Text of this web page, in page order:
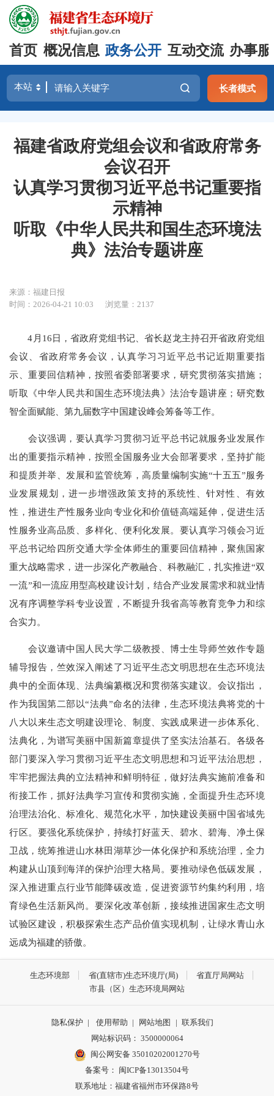
首页 概况信息 政务公开 互动交流 办事
长者模式
福建省政府党组会议和省政府常务
会议召开
认真学习贯彻习近平总书记重要指
示精神
听取《中华人民共和国生态环境法
典》法治专题讲座
来源：福建日报
时间：2026-04-21 10:03
浏览量：2137
4月16日，省政府党组书记、省长赵龙主持召开省政府党组
会议、省政府常务会议，认真学习习近平总书记近期重要指
示、重要回信精神，按照省委部署要求，研究贯彻落实措施；
听取《中华人民共和国生态环境法典》法治专题讲座；研究数
智全面赋能、第九届数字中国建设峰会筹备等工作。
会议强调，要认真学习贯彻习近平总书记就服务业发展作
出的重要指示精神，按照全国服务业大会部署要求，坚持扩能
和提质并举、发展和监管统筹，高质量编制实施“十五五”服务
业发展规划，进一步增强政策支持的系统性、针对性、有效
性，推进生产性服务业向专业化和价值链高端延伸，促进生活
性服务业高品质、多样化、便利化发展。要认真学习领会习近
平总书记给四所交通大学全体师生的重要回信精神，聚焦国家
重大战略需求，进一步深化产教融合、科教融汇，扎实推进“双
一流”和一流应用型高校建设计划，结合产业发展需求和就业情
况有序调整学科专业设置，不断提升我省高等教育竞争力和综
合实力。
会议邀请中国人民大学二级教授、博士生导师竺效作专题
辅导报告，竺效深入阐述了习近平生态文明思想在生态环境法
典中的全面体现、法典编纂概况和贯彻落实建议。会议指出，
作为我国第二部以“法典”命名的法律，生态环境法典将党的十
八大以来生态文明建设理论、制度、实践成果进一步体系化、
法典化，为谱写美丽中国新篇章提供了坚实法治基石。各级各
部门要深入学习贯彻习近平生态文明思想和习近平法治思想，
牢牢把握法典的立法精神和鲜明特征，做好法典实施前准备和
衔接工作，抓好法典学习宣传和贯彻实施，全面提升生态环境
治理法治化、标准化、规范化水平，加快建设美丽中国省域先
行区。要强化系统保护，持续打好蓝天、碧水、碧海、净土保
卫战，统筹推进山水林田湖草沙一体化保护和系统治理，全力
构建从山顶到海洋的保护治理大格局。要推动绿色低碳发展，
深入推进重点行业节能降碳改造，促进资源节约集约利用，培
育绿色生活新风尚。要深化改革创新，接续推进国家生态文明
试验区建设，积极探索生态产品价值实现机制，让绿水青山永
远成为福建的骄傲。
生态环境部 省(直辖市)生态环境厅(局)
省直厅局网站
市县（区）生态环境局网站
隐私保护 | 使用帮助 | 网站地图 | 联系我们
网站标识码： 3500000064
闽公网安备 35010202001270号
备案号： 闽ICP备13013504号
联系地址：福建省福州市环保路8号